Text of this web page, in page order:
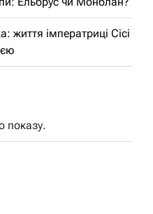
життя імператриці Сісі
показу.